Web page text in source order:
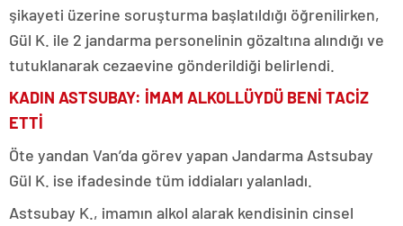
şikayeti üzerine soruşturma başlatıldığı öğrenilirken,
Gül K. ile 2 jandarma personelinin gözaltına alındığı ve
tutuklanarak cezaevine gönderildiği belirlendi.
KADIN ASTSUBAY: İMAM ALKOLLÜYDÜ BENİ TACİZ
ETTİ
Öte yandan Van’da görev yapan Jandarma Astsubay
Gül K. ise ifadesinde tüm iddiaları yalanladı.
Astsubay K., imamın alkol alarak kendisinin cinsel